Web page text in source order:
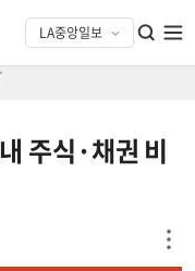
주식·채권 비